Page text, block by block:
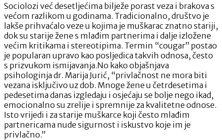
Sociolozi već desetljećima bilježe porast veza i brakova s
većom razlikom u godinama. Tradicionalno, društvo je
lakše prihvaćalo veze u kojima je muškarac znatno stariji,
dok su starije žene s mlađim partnerima i dalje izložene
većim kritikama i stereotipima. Termin “cougar” postao
je popularan upravo kao posljedica takvih odnosa, često
s prizvukom ismijavanja.No kako objašnjava
psihologinja dr. Marija Jurić, “privlačnost ne mora biti
vezana isključivo uz dob. Mnoge žene u četrdesetima i
pedesetima danas izgledaju i osjećaju se bolje nego ikad,
emocionalno su zrelije i spremnije za kvalitetne odnose.
Isto vrijedi i za starije muškarce koji često mlađim
partnericama nude sigurnost i iskustvo koje im je
privlačno.”